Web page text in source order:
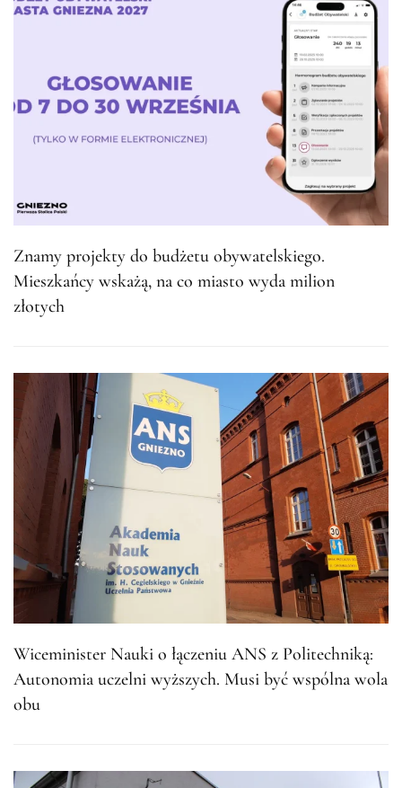
Znamy projekty do budżetu obywatelskiego.
Mieszkańcy wskażą, na co miasto wyda milion
złotych
Wiceminister Nauki o łączeniu ANS z Politechniką:
Autonomia uczelni wyższych. Musi być wspólna wola
obu